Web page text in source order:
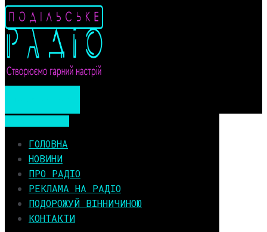
ГОЛОВНА
НОВИНИ
ПРО РАДІО
РЕКЛАМА НА РАДІО
ПОДОРОЖУЙ ВІННИЧИНОЮ
КОНТАКТИ